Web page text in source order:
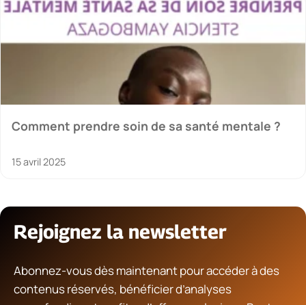
Comment prendre soin de sa santé mentale ?
15 avril 2025
Rejoignez la newsletter
Abonnez-vous dès maintenant pour accéder à des
contenus réservés, bénéficier d’analyses